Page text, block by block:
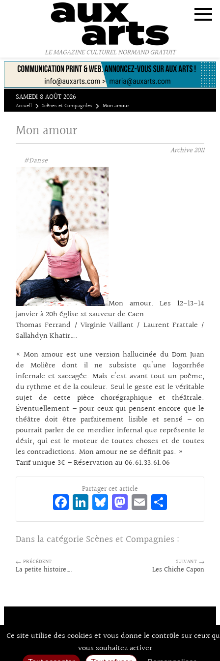
LE MAGAZINE CULTUREL NORMAND GRATUIT
SAMEDI 8 AOÛT 2026
Accueil Scènes et Compagnies Mon amour
Mon amour
Archive2011
#Danse
Mon amour. Les 12-13-14
janvier à 20h église st sauveur de Caen
Thomas Ferrand / Virginie Vaillant / Laurent Frattale /
Sallahdyn Khatir….
« Mon amour est une version hallucinée du Dom Juan
de Molière dont il ne subsiste qu’une logorrhée
infernale et saccagée. Mais c’est avant tout un poème,
du rythme et de la couleur. Seul le geste est le véritable
sujet de cette pièce chorégraphique et théâtrale.
Éventuellement – pour ceux qui pensent encore que le
théâtre doit être parfaitement lisible et sensé – on
pourrait parler de ce merdier infernal que représente le
désir, qui est le moteur de toutes choses et de toutes
les contradictions. Mon amour ne se définit pas. »
Tarif unique 3€ – Réservation au 06.61.33.61.06
Partager cet article
Fa
ce
bo
o
Li
n
ke
dI
Bl
ue
sk
y
M
as
to
d
E
m
ai
l
rt
ag
er
Dans la catégorie Scènes et Compagnies :
← PRÉCÉDENT
La petite histoire….
SUIVANT →
Les Chiche Capon
Contact
À Propos d’Aux Arts
Mentions Légales / CGU
Consentements
Panneau de gestion des cookies
Ce site utilise des cookies et vous donne le contrôle sur ceux
vous souhaitez activer